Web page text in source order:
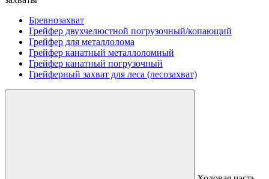
Бревнозахват
Грейфер двухчелюстной погрузочный/копающий
Грейфер для металлолома
Грейфер канатный металлоломный
Грейфер канатный погрузочный
Грейферный захват для леса (лесозахват)